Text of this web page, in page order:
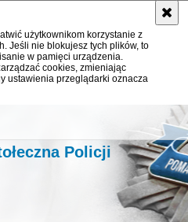
użytkownikom korzystanie z
Jeśli nie blokujesz tych plików, to
w pamięci urządzenia.
cookies, zmieniając
ustawienia przeglądarki oznacza
Policji